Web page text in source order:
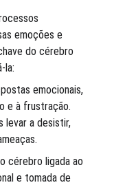
emoções e
do cérebro
la:
emocionais,
e à frustração.
levar a desistir,
cérebro ligada ao
e tomada de